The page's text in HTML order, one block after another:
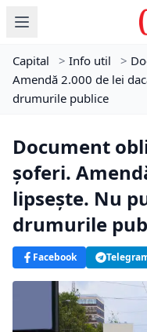
Capital > Info util >
Amendă 2.000 de lei
drumurile publice
Document
șoferi.
lipsește. Nu
drumurile
Facebook